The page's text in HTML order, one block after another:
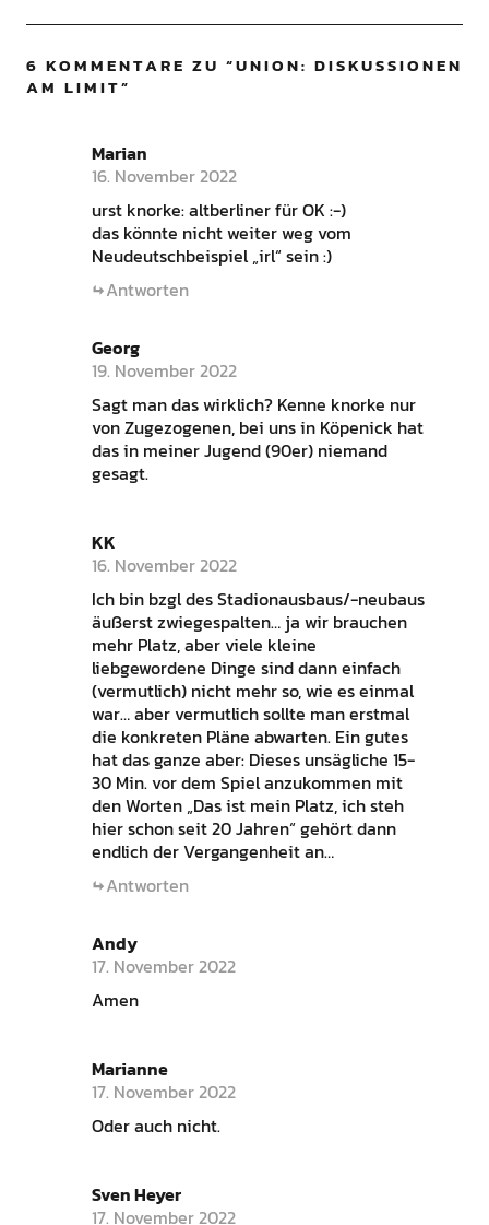
6 KOMMENTARE ZU “UNION: DISKUSSIONEN
AM LIMIT”
Marian
16. November 2022
urst knorke: altberliner für OK :-)
das könnte nicht weiter weg vom
Neudeutschbeispiel „irl“ sein :)
Antworten
Georg
19. November 2022
Sagt man das wirklich? Kenne knorke nur
von Zugezogenen, bei uns in Köpenick hat
das in meiner Jugend (90er) niemand
gesagt.
KK
16. November 2022
Ich bin bzgl des Stadionausbaus/-neubaus
äußerst zwiegespalten… ja wir brauchen
mehr Platz, aber viele kleine
liebgewordene Dinge sind dann einfach
(vermutlich) nicht mehr so, wie es einmal
war… aber vermutlich sollte man erstmal
die konkreten Pläne abwarten. Ein gutes
hat das ganze aber: Dieses unsägliche 15-
30 Min. vor dem Spiel anzukommen mit
den Worten „Das ist mein Platz, ich steh
hier schon seit 20 Jahren“ gehört dann
endlich der Vergangenheit an…
Antworten
Andy
17. November 2022
Amen
Marianne
17. November 2022
Oder auch nicht.
Sven Heyer
17. November 2022